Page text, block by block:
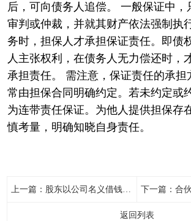
后，可向债务人追偿。 一般保证中，
审判或仲裁，并就其财产依法强制执
务时，担保人才承担保证责任。即债
人主张权利，在债务人无力偿还时，
承担责任。 需注意，保证责任的承担
常由担保合同明确约定。若未约定或
为连带责任保证。为他人提供担保存
慎考量，明确知晓自身责任。
上一篇： 股东以公司名义借钱怎么处理 下一篇： 合伙
返回列表